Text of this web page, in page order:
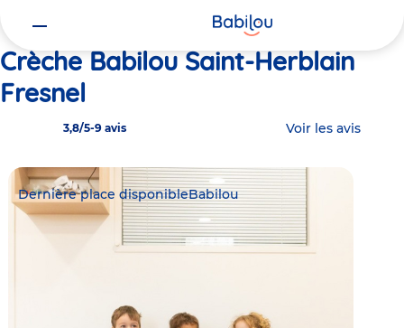
Crèche Babilou Saint-Herblain
Fresnel
3,8/5-9 avis Voir les avis
Dernière place disponibleBabilou